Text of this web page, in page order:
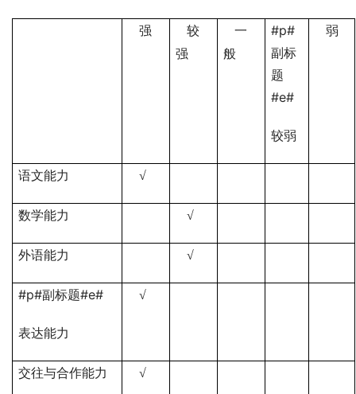
强
较
强
一
般
#p#
副标
题
#e#
较弱
弱
语文能力 √
数学能力 √
外语能力 √
#p#副标题#e#
表达能力
√
交往与合作能力 √